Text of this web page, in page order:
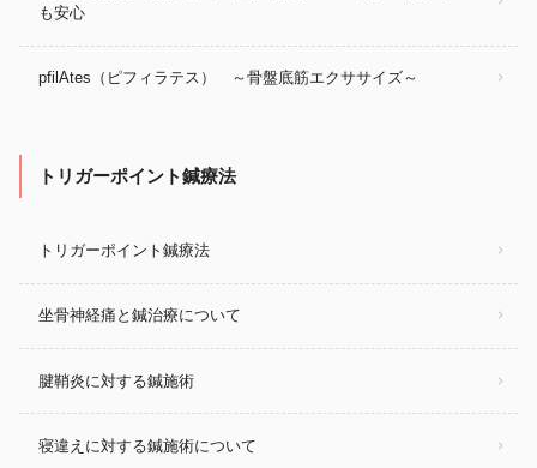
も安心
pfilAtes（ピフィラテス） ～骨盤底筋エクササイズ～
トリガーポイント鍼療法
トリガーポイント鍼療法
坐骨神経痛と鍼治療について
腱鞘炎に対する鍼施術
寝違えに対する鍼施術について